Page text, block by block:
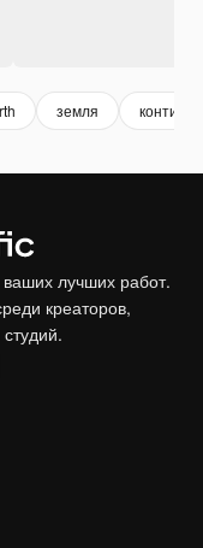
земля
лучших работ.
креаторов,